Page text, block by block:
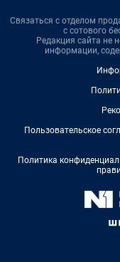
Связаться с отделом
с сотового
Редакция сайта не
информации,
Пользовательское
Политика